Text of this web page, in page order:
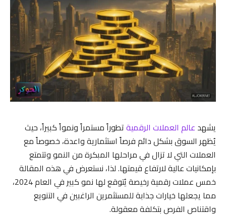
يشهد عالم العملات الرقميةتطوراً مستمراً ونمواً كبيراً، حيث
يُظهر السوق بشكل دائم فرصاً استثمارية واعدة، خصوصاً مع
العملات التي لا تزال في مراحلها المبكرة من النمو وتتمتع
بإمكانيات عالية لارتفاع قيمتها. لذا، نستعرض في هذه المقالة
خمس عملات رقمية رخيصة يُتوقع لها نمو كبير في العام 2024،
مما يجعلها خيارات جذابة للمستثمرين الراغبين في التنويع
واقتناص الفرص بتكلفة معقولة.